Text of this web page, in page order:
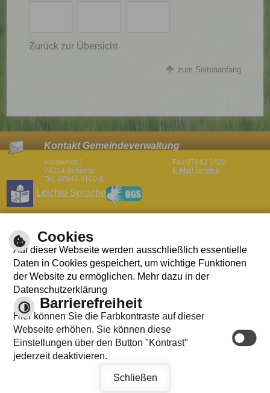
Zurück zur Übersicht
zum Seitenanfang
Kontakt Gemeindeverwaltung
Klosterhof 1
74214 Schöntal
Tel. 07943 9100-0
Fax 07943 1420
E-Mail senden
Leichte Sprache
Mo
08:30 – 12:00 und 14:00 bis 16:00 Uhr
Di
08:30 – 12:00 und 14:00 bis 16:00 Uhr
(nachmittags nur mit Terminvereinbarung)
Mi
08:30 – 12:00 nachmittags geschlossen
Do
08:30 – 12:00 und 14:00 bis 18:00 Uhr
Fr
08:30 – 12:00
Aktuelles Wetter
09.08.2026
29°C
Mäßig bewölkt
Wettervorhersage
Seite drucken
Cookies
Auf dieser Webseite werden ausschließlich essentielle
Daten in Cookies gespeichert, um wichtige Funktionen
der Website zu ermöglichen. Mehr dazu in der
Datenschutzerklärung
Barrierefreiheit
Hier können Sie die Farbkontraste auf dieser
Webseite erhöhen. Sie können diese
Einstellungen über den Button "Kontrast"
jederzeit deaktivieren.
Schließen